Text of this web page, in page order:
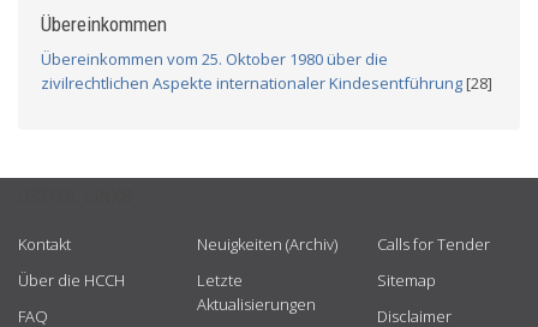
Übereinkommen
Übereinkommen vom 25. Oktober 1980 über die
zivilrechtlichen Aspekte internationaler Kindesentführung[28]
Kontakt
Über die HCCH
FAQ
Neuigkeiten (Archiv)
Letzte
Aktualisierungen
Calls for Tender
Sitemap
Disclaimer